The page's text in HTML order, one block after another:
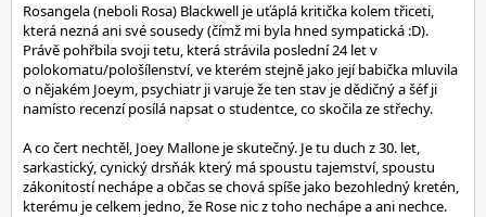
Rosangela (neboli Rosa) Blackwell je uťáplá kritička kolem třiceti,
která nezná ani své sousedy (čímž mi byla hned sympatická :D).
Právě pohřbila svoji tetu, která strávila poslední 24 let v
polokomatu/pološílenství, ve kterém stejně jako její babička mluvila
o nějakém Joeym, psychiatr ji varuje že ten stav je dědičný a šéf ji
namísto recenzí posílá napsat o studentce, co skočila ze střechy.
A co čert nechtěl, Joey Mallone je skutečný. Je tu duch z 30. let,
sarkastický, cynický drsňák který má spoustu tajemství, spoustu
zákonitostí nechápe a občas se chová spíše jako bezohledný kretén,
kterému je celkem jedno, že Rose nic z toho nechápe a ani nechce.